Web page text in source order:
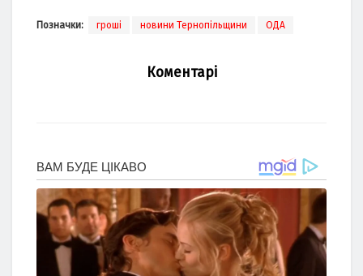
Позначки: гроші новини Тернопільщини ОДА
Коментарі